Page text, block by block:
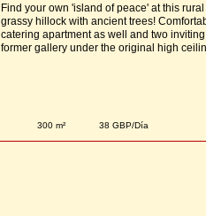
Find your own 'island of peace' at this
grassy hillock with ancient trees!
catering apartment as well and two
former gallery under the original high
300 m² 38 GBP/Día